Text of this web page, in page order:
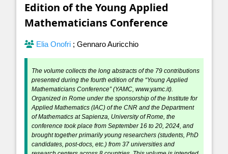
Edition of the Young Applied
Mathematicians Conference
Elia Onofri ; Gennaro Auricchio
The volume collects the long abstracts of the 79 contributions
presented during the fourth edition of the “Young Applied
Mathematicians Conference” (YAMC, www.yamc.it).
Organized in Rome under the sponsorship of the Institute for
Applied Mathematics (IAC) of the CNR and the Department
of Mathematics at Sapienza, University of Rome, the
conference took place from September 16 to 20, 2024, and
brought together primarily young researchers (students, PhD
candidates, post-docs, etc.) from 37 universities and